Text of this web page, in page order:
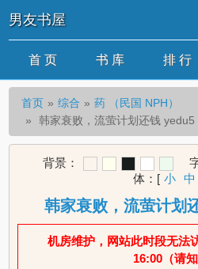
男友书屋
首 页 书 库 排 行
首页 综合
药 （民国 NPH）
韩家衰败，流萤计划还钱 yedu5
背景：
体： [ 小 中
韩家衰败，流萤计划
机房维护，网站此时段无法
16:00（请知